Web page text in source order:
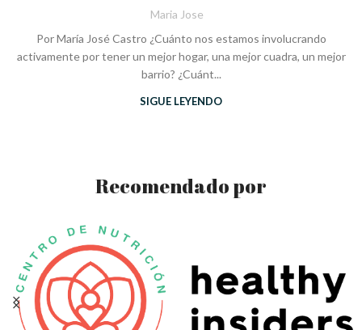
Maria Jose
Por María José Castro ¿Cuánto nos estamos involucrando
activamente por tener un mejor hogar, una mejor cuadra, un mejor
barrio? ¿Cuánt...
SIGUE LEYENDO
Recomendado por